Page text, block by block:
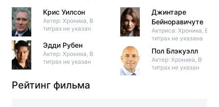
Крис Уилсон
Актер: Хроника, В
титрах не указан
Эдди Рубен
Актер: Хроника, В
титрах не указан
Джинтаре
Бейноравичуте
Актриса: Хроника, В
титрах не указана
Пол Блэкуэлл
Актер: Хроника, В
титрах не указан
Рейтинг фильма